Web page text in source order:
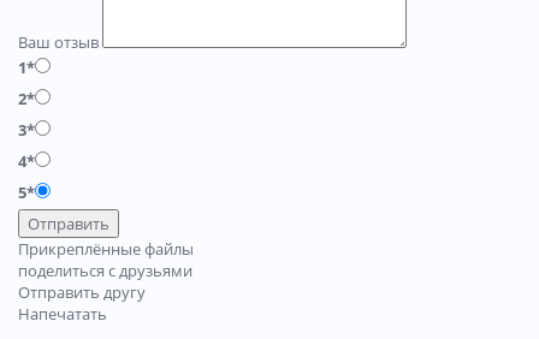
Ваш отзыв
1*
2*
3*
4*
5*
Отправить
Прикреплённые файлы
поделиться с друзьями
Отправить другу
Напечатать